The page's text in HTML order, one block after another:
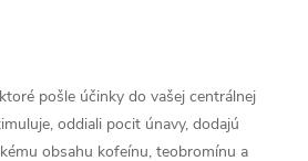
pošle účinky do vašej centrálnej
oddiali pocit únavy, dodajú
obsahu kofeínu, teobromínu a